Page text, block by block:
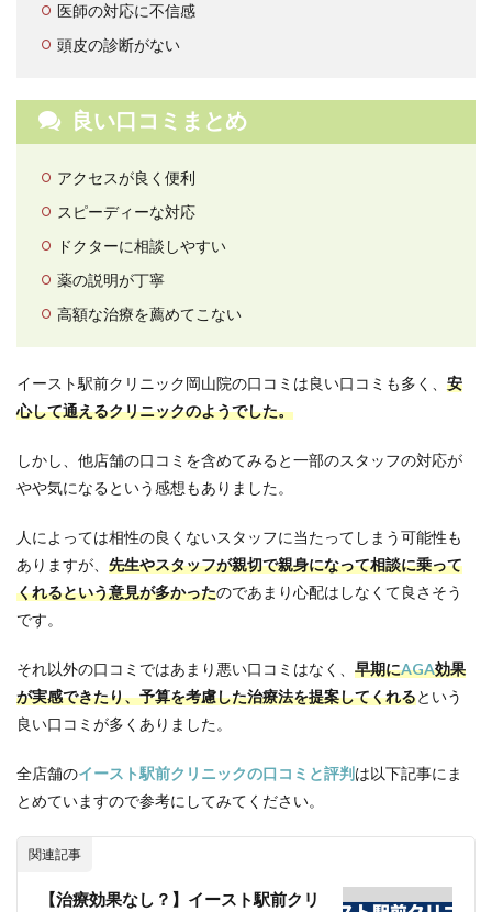
クリ
ニッ
の基
本情
て
10
スト
駅前
ニッ
アク
セ
岡山
駅か
ら徒
の行
き方
11
スト
クリ
ニッ
ク岡
山院
の駐
車場
情報
12
イー
駅前
医師の対応に不信感
頭皮の診断がない
良い口コミまとめ
アクセスが良く便利
スピーディーな対応
ドクターに相談しやすい
薬の説明が丁寧
高額な治療を薦めてこない
イースト駅前クリニック岡山院の口コミは良い口コミも多く、 安
心して通えるクリニックのようでした。
しかし、他店舗の口コミを含めてみると一部のスタッフの対応が
やや気になるという感想もありました。
人によっては相性の良くないスタッフに当たってしまう可能性も
ありますが、 先生やスタッフが親切で親身になって相談に乗って
くれるという意見が多かったのであまり心配はしなくて良さそう
です。
それ以外の口コミではあまり悪い口コミはなく、 早期にAGA効果
が実感できたり、予算を考慮した治療法を提案してくれるという
良い口コミが多くありました。
全店舗のイースト駅前クリニックの口コミと評判は以下記事にま
とめていますので参考にしてみてください。
関連記事
【治療効果なし？】イースト駅前クリ